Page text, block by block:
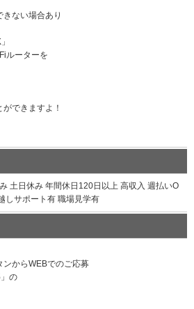
ない場合あり
ルーターを
できますよ！
土日休み 年間休日120日以上 高収入 週払いO
しサポート有 職場見学有
ンからWEBでのご応募
の